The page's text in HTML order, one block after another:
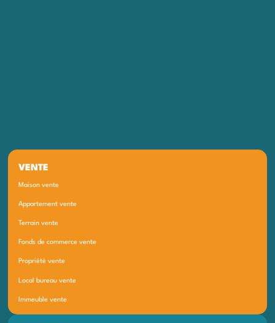
VENTE
Maison vente
Appartement vente
Terrain vente
Local bureau vente
Immeuble vente
Fonds de commerce vente
Propriété vente